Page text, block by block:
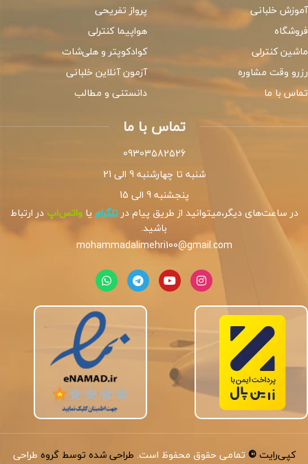
آموزش خلبانی
فروشگاه
ماشین کنترلی
رزرو وقت مشاوره
تماس با ما
پرواز تفریحی
هواپیما کنترلی
کوادکوپتر و هلی‌شات
آزمون آنلاین خلبانی
دانستنی و مطالب
تماس با ما
09303582526
شنبه تا چهارشنبه 9 الی 21
پنجشنبه 9 الی 15
در ساعت‌های دیگر،میتوانید از طریق پیام درتلگرام یاواتس‌اپدر ارتباط
باشید.
mohammadalimehri100@gmail.com
کپی‌رایت© تمامی حقوق محفوظ است. طراحی شده توسط گروه طراحی